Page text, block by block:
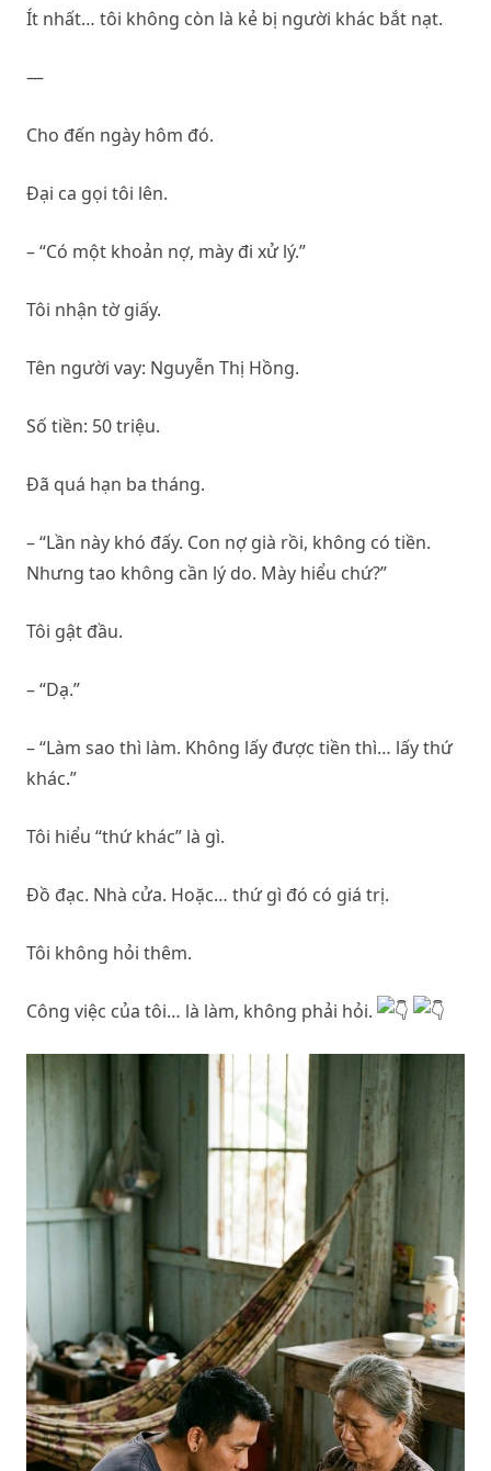
Ít nhất… tôi không còn là kẻ bị người khác bắt nạt.
—
Cho đến ngày hôm đó.
Đại ca gọi tôi lên.
– “Có một khoản nợ, mày đi xử lý.”
Tôi nhận tờ giấy.
Tên người vay: Nguyễn Thị Hồng.
Số tiền: 50 triệu.
Đã quá hạn ba tháng.
– “Lần này khó đấy. Con nợ già rồi, không có tiền.
Nhưng tao không cần lý do. Mày hiểu chứ?”
Tôi gật đầu.
– “Dạ.”
– “Làm sao thì làm. Không lấy được tiền thì… lấy thứ
khác.”
Tôi hiểu “thứ khác” là gì.
Đồ đạc. Nhà cửa. Hoặc… thứ gì đó có giá trị.
Tôi không hỏi thêm.
Công việc của tôi… là làm, không phải hỏi.